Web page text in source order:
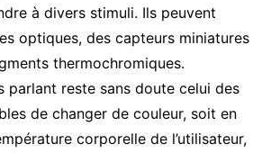
à divers stimuli. Ils peuvent
optiques, des capteurs miniatures
thermochromiques.
parlant reste sans doute celui des
de changer de couleur, soit en
corporelle de l’utilisateur,